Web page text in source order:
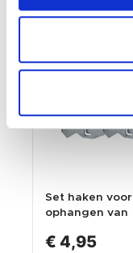
Set haken voor
ophangen van
ijzerzagen)
€ 4,95